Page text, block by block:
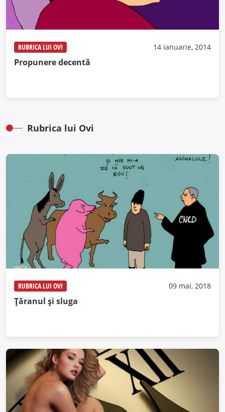
RUBRICA LUI OVI 14 ianuarie, 2014
Propunere decentă
Rubrica lui Ovi
RUBRICA LUI OVI 09 mai, 2018
Țăranul și sluga